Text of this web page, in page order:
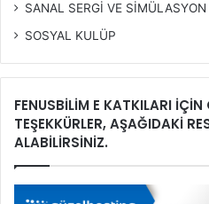
SANAL SERGİ VE SİMÜLASYON
SOSYAL KULÜP
FENUSBİLİM E KATKILARI
TEŞEKKÜRLER, AŞAĞIDAKİ
ALABİLİRSİNİZ.